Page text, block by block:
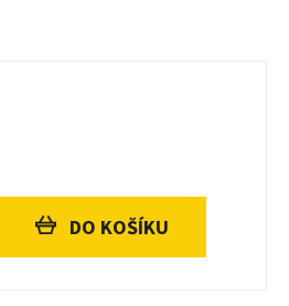
DO KOŠÍKU